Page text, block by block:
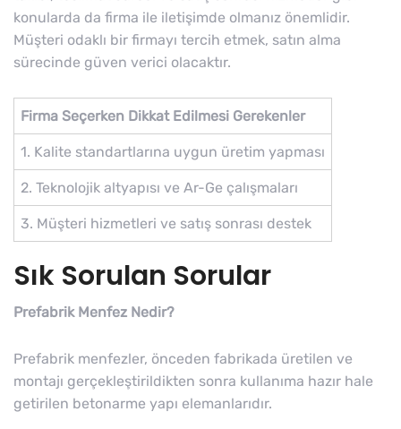
konularda da firma ile iletişimde olmanız önemlidir.
Müşteri odaklı bir firmayı tercih etmek, satın alma
sürecinde güven verici olacaktır.
Firma Seçerken Dikkat Edilmesi Gerekenler
1. Kalite standartlarına uygun üretim yapması
2. Teknolojik altyapısı ve Ar-Ge çalışmaları
3. Müşteri hizmetleri ve satış sonrası destek
Sık Sorulan Sorular
Prefabrik Menfez Nedir?
Prefabrik menfezler, önceden fabrikada üretilen ve
montajı gerçekleştirildikten sonra kullanıma hazır hale
getirilen betonarme yapı elemanlarıdır.